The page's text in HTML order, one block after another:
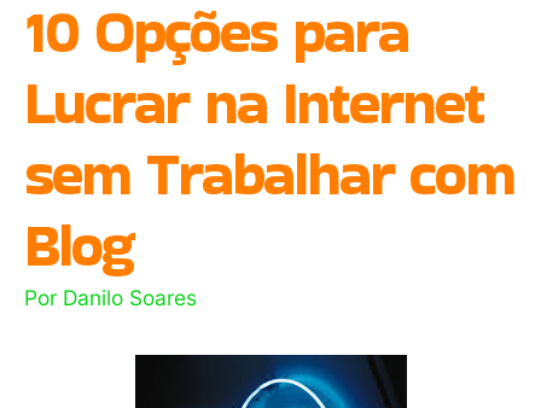
10 Opções para
Lucrar na Internet
sem Trabalhar com
Blog
Por Danilo Soares